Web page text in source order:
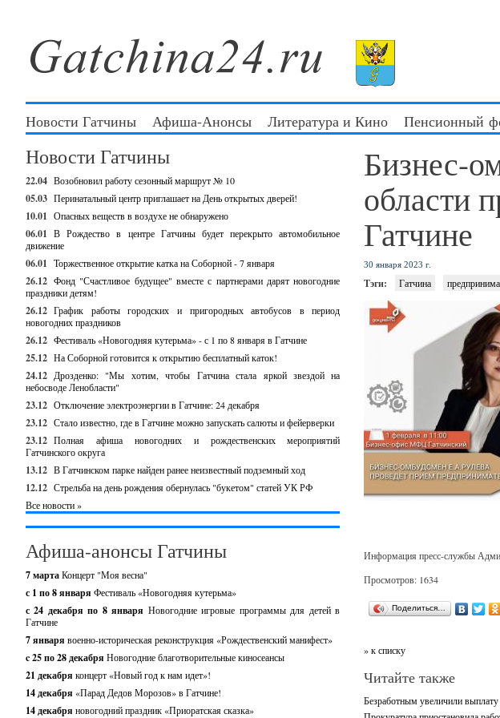
Новости Гатчины Афиша-Анонсы Литература и Кино Пенсионный
Новости Гатчины
22.04 Возобновил работу сезонный маршрут № 10
05.03 Перинатальный центр приглашает на День открытых дверей!
10.01 Опасных веществ в воздухе не обнаружено
06.01 В Рождество в центре Гатчины будет перекрыто автомобильное
движение
06.01 Торжественное открытие катка на Соборной - 7 января
26.12 Фонд "Счастливое будущее" вместе с партнерами дарят новогодние
праздники детям!
26.12 График работы городских и пригородных автобусов в период
новогодних праздников
26.12 Фестиваль «Новогодняя кутерьма» - с 1 по 8 января в Гатчине
25.12 На Соборной готовится к открытию бесплатный каток!
24.12 Дрозденко: "Мы хотим, чтобы Гатчина стала яркой звездой на
небосводе Ленобласти"
23.12 Отключение электроэнергии в Гатчине: 24 декабря
23.12 Стало известно, где в Гатчине можно запускать салюты и фейерверки
23.12 Полная афиша новогодних и рождественских мероприятий
Гатчинского округа
13.12 В Гатчинском парке найден ранее неизвестный подземный ход
12.12 Стрельба на день рождения обернулась "букетом" статей УК РФ
Все новости »
Афиша-анонсы Гатчины
7 мартаКонцерт "Моя весна"
с 1 по 8 января Фестиваль «Новогодняя кутерьма»
с 24 декабря по 8 января Новогодние игровые программы для детей в
Гатчине
7 января военно-историческая реконструкция «Рождественский манифест»
c 25 по 28 декабря Новогодние благотворительные киносеансы
21 декабря концерт «Новый год к нам идет»!
14 декабря «Парад Дедов Морозов» в Гатчине!
14 декабря новогодний праздник «Приоратская сказка»
Бизнес-
области
Гатчине
30 января 2023 г.
Тэги: Гатчина
Информация пресс-службы
Просмотров: 1634
Поделиться…
» к списку
Читайте также
Безработным увеличили выплату